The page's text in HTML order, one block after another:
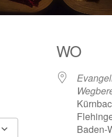
WO
Baden-